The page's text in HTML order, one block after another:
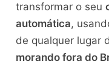
transformar o seu
automática,
de qualquer lugar
morando fora do